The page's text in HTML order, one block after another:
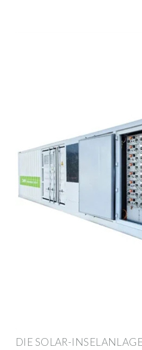
DIE SOLAR-